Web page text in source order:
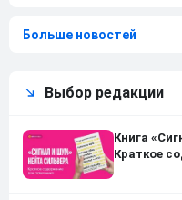
Больше новостей
Выбор редакции
Книга
Краткое